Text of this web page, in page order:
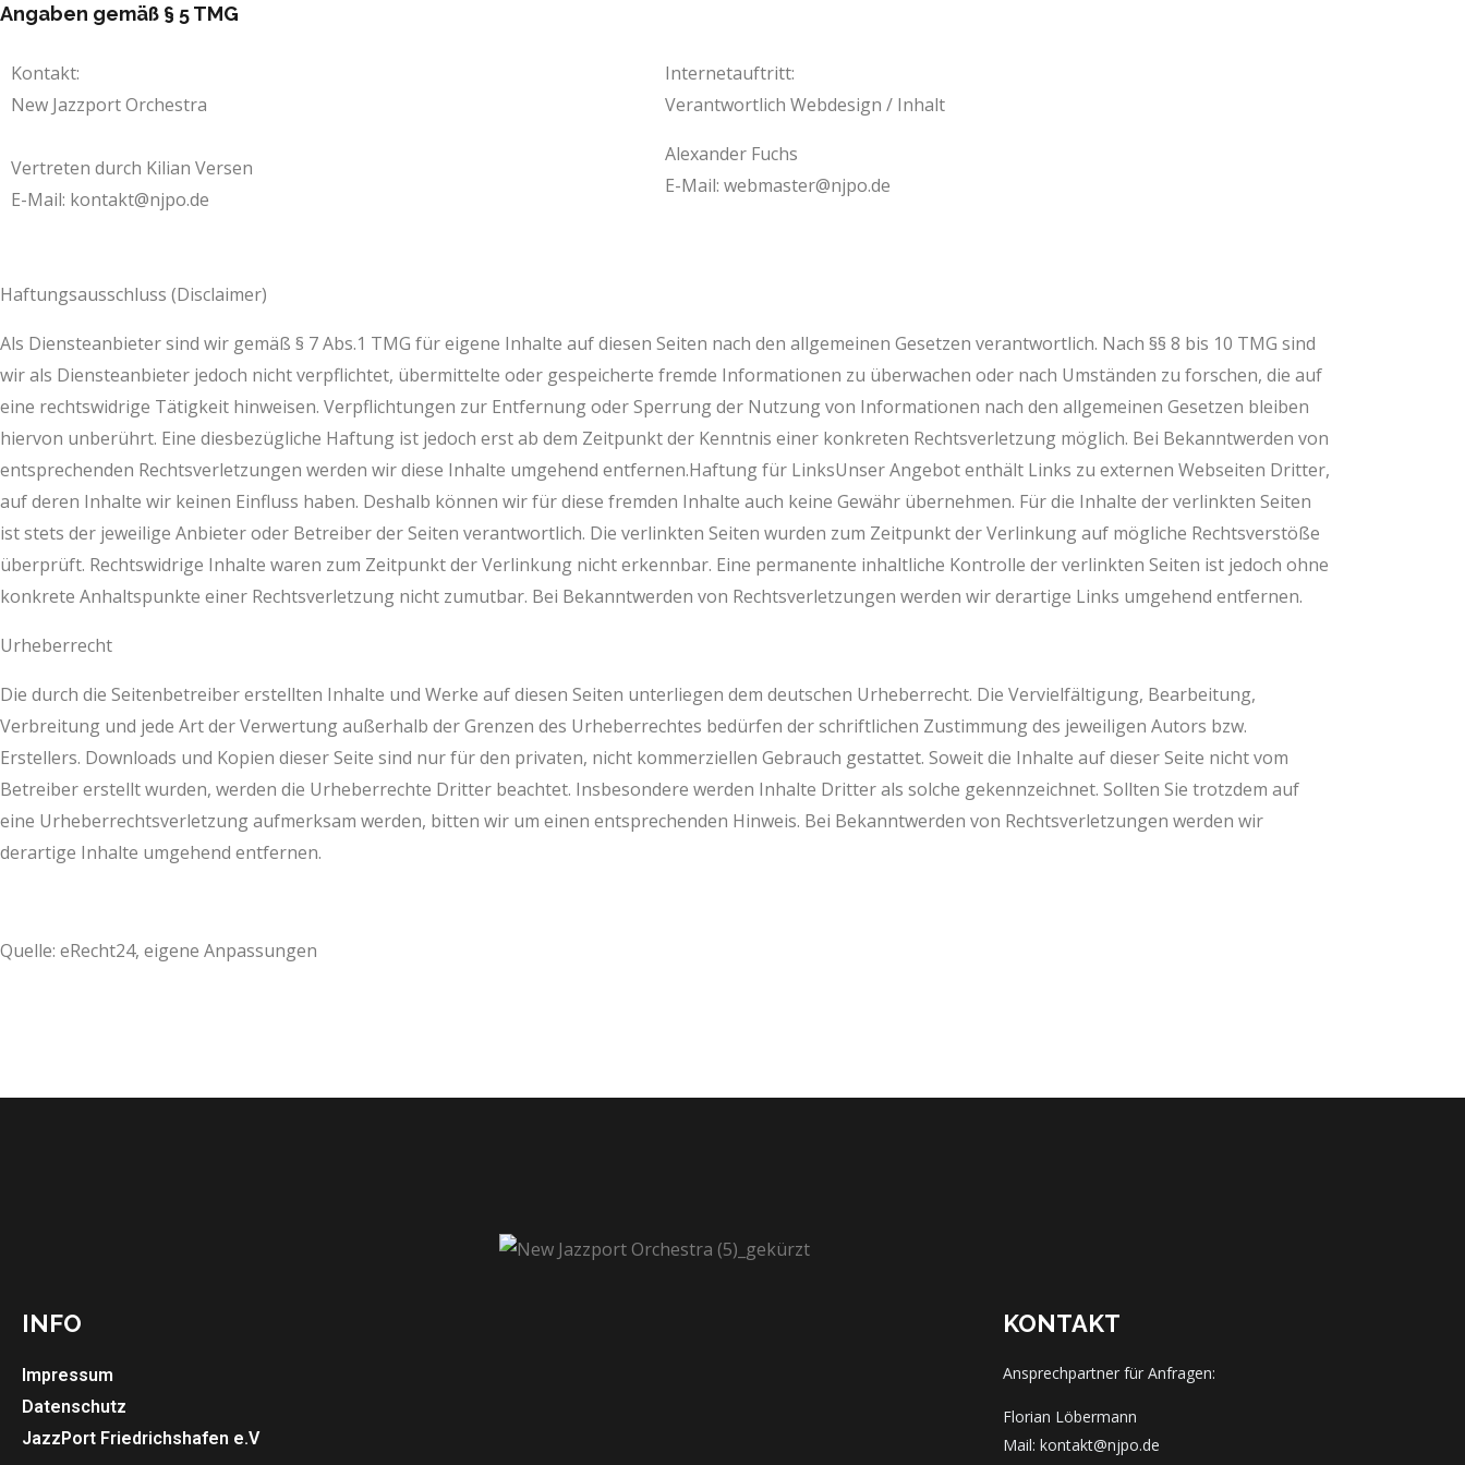
Angaben gemäß § 5 TMG
Kontakt:
New Jazzport Orchestra
Vertreten durch Kilian Versen
E-Mail: kontakt@njpo.de
Internetauftritt:
Verantwortlich Webdesign / Inhalt
Alexander Fuchs
E-Mail: webmaster@njpo.de
Haftungsausschluss (Disclaimer)
Als Diensteanbieter sind wir gemäß § 7 Abs.1 TMG für eigene Inhalte auf diesen Seiten nach den allgemeinen Gesetzen verantwortlich. Nach §§ 8 bis 10 TMG sind
wir als Diensteanbieter jedoch nicht verpflichtet, übermittelte oder gespeicherte fremde Informationen zu überwachen oder nach Umständen zu forschen, die auf
eine rechtswidrige Tätigkeit hinweisen. Verpflichtungen zur Entfernung oder Sperrung der Nutzung von Informationen nach den allgemeinen Gesetzen bleiben
hiervon unberührt. Eine diesbezügliche Haftung ist jedoch erst ab dem Zeitpunkt der Kenntnis einer konkreten Rechtsverletzung möglich. Bei Bekanntwerden von
entsprechenden Rechtsverletzungen werden wir diese Inhalte umgehend entfernen.Haftung für LinksUnser Angebot enthält Links zu externen Webseiten Dritter,
auf deren Inhalte wir keinen Einfluss haben. Deshalb können wir für diese fremden Inhalte auch keine Gewähr übernehmen. Für die Inhalte der verlinkten Seiten
ist stets der jeweilige Anbieter oder Betreiber der Seiten verantwortlich. Die verlinkten Seiten wurden zum Zeitpunkt der Verlinkung auf mögliche Rechtsverstöße
überprüft. Rechtswidrige Inhalte waren zum Zeitpunkt der Verlinkung nicht erkennbar. Eine permanente inhaltliche Kontrolle der verlinkten Seiten ist jedoch ohne
konkrete Anhaltspunkte einer Rechtsverletzung nicht zumutbar. Bei Bekanntwerden von Rechtsverletzungen werden wir derartige Links umgehend entfernen.
Urheberrecht
Die durch die Seitenbetreiber erstellten Inhalte und Werke auf diesen Seiten unterliegen dem deutschen Urheberrecht. Die Vervielfältigung, Bearbeitung,
Verbreitung und jede Art der Verwertung außerhalb der Grenzen des Urheberrechtes bedürfen der schriftlichen Zustimmung des jeweiligen Autors bzw.
Erstellers. Downloads und Kopien dieser Seite sind nur für den privaten, nicht kommerziellen Gebrauch gestattet. Soweit die Inhalte auf dieser Seite nicht vom
Betreiber erstellt wurden, werden die Urheberrechte Dritter beachtet. Insbesondere werden Inhalte Dritter als solche gekennzeichnet. Sollten Sie trotzdem auf
eine Urheberrechtsverletzung aufmerksam werden, bitten wir um einen entsprechenden Hinweis. Bei Bekanntwerden von Rechtsverletzungen werden wir
derartige Inhalte umgehend entfernen.
Quelle: eRecht24, eigene Anpassungen
INFO
Impressum
Datenschutz
JazzPort Friedrichshafen e.V
KONTAKT
Ansprechpartner für Anfragen:
Florian Löbermann
Mail: kontakt@njpo.de